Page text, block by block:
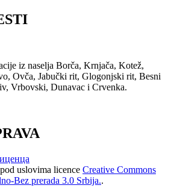
iz naselja Borča, Krnjača, Kotež,
Ovča, Jabučki rit, Glogonjski rit, Besni
Vrbovski, Dunavac i Crvenka.
uslovima licence Creative Commons
Bez prerada 3.0 Srbija..